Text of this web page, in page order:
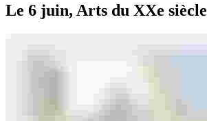
Le 6 juin, Arts du XXe siècle